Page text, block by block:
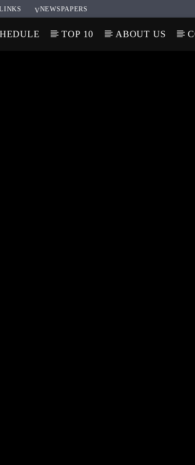
NEWSPAPERS
TOP 10 ABOUT US